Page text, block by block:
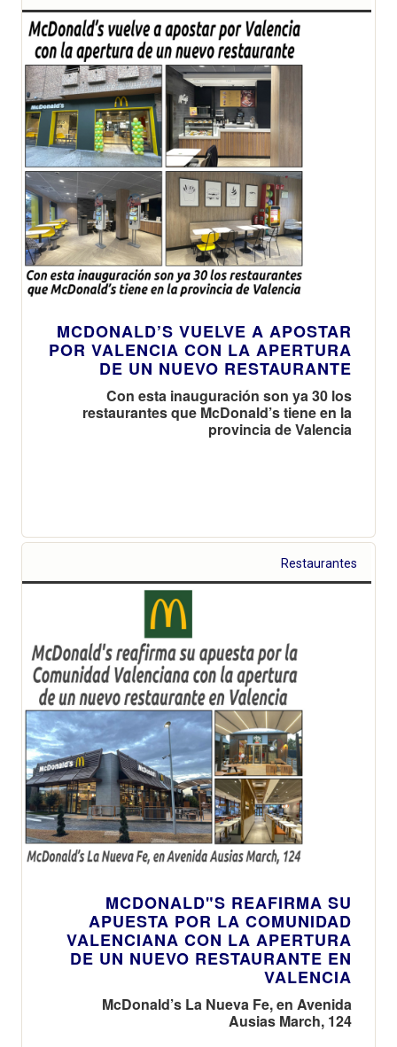
MCDONALD’S VUELVE A APOSTAR
POR VALENCIA CON LA APERTURA
DE UN NUEVO RESTAURANTE
Con esta inauguración son ya 30 los
restaurantes que McDonald’s tiene en la
provincia de Valencia
Restaurantes
MCDONALD"S REAFIRMA SU
APUESTA POR LA COMUNIDAD
VALENCIANA CON LA APERTURA
DE UN NUEVO RESTAURANTE EN
VALENCIA
McDonald’s La Nueva Fe, en Avenida
Ausias March, 124